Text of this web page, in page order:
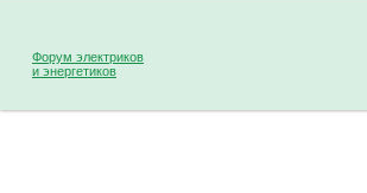
Форум электриков
и энергетиков